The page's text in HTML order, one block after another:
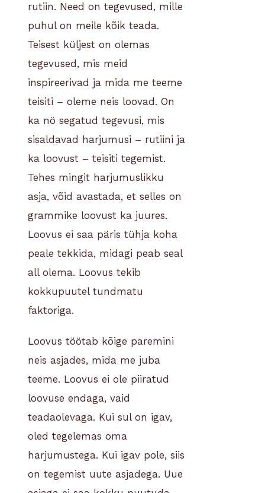
rutiin. Need on tegevused, mille
puhul on meile kõik teada.
Teisest küljest on olemas
tegevused, mis meid
inspireerivad ja mida me teeme
teisiti – oleme neis loovad. On
ka nö segatud tegevusi, mis
sisaldavad harjumusi – rutiini ja
ka loovust – teisiti tegemist.
Tehes mingit harjumuslikku
asja, võid avastada, et selles on
grammike loovust ka juures.
Loovus ei saa päris tühja koha
peale tekkida, midagi peab seal
all olema. Loovus tekib
kokkupuutel tundmatu
faktoriga.
Loovus töötab kõige paremini
neis asjades, mida me juba
teeme. Loovus ei ole piiratud
loovuse endaga, vaid
teadaolevaga. Kui sul on igav,
oled tegelemas oma
harjumustega. Kui igav pole, siis
on tegemist uute asjadega. Uue